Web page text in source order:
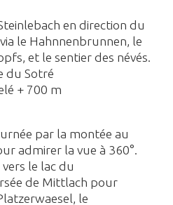
en direction du
le Hahnnenbrunnen, le
et le sentier des névés.
du Sotré
+ 700 m
par la montée au
admirer la vue à 360°.
le lac du
de Mittlach pour
le